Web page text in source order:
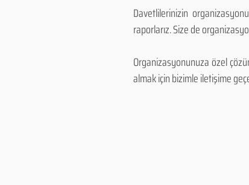
Davetlilerinizin
raporlarız. Size de
Organizasyonunuza özel
almak için bizimle iletişime